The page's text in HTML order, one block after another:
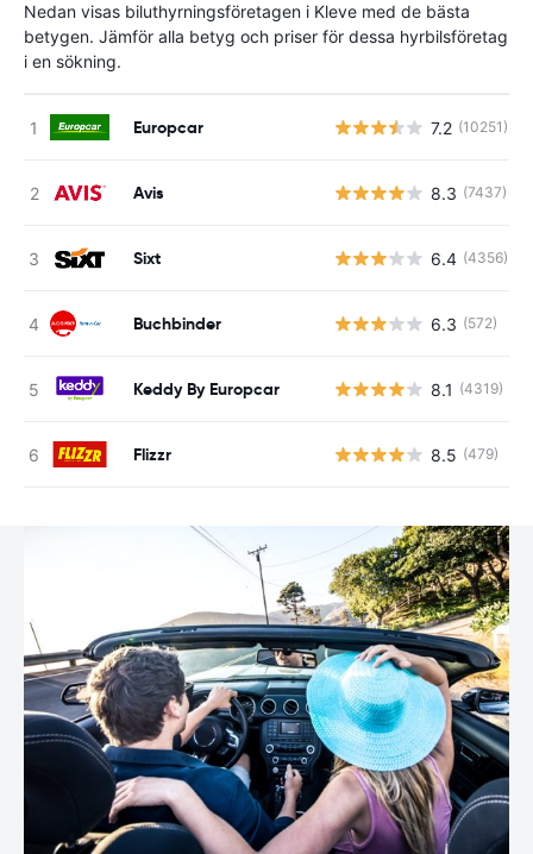
Nedan visas biluthyrningsföretagen i Kleve med de bästa
betygen. Jämför alla betyg och priser för dessa hyrbilsföretag
i en sökning.
Europcar 7.2 (10251)
Avis 8.3 (7437)
Sixt 6.4 (4356)
Buchbinder 6.3 (572)
Keddy By Europcar 8.1 (4319)
Flizzr 8.5 (479)